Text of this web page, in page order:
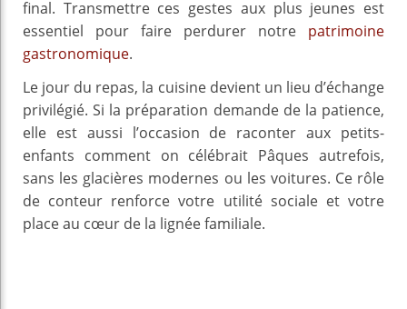
final. Transmettre ces gestes aux plus jeunes est
essentiel pour faire perdurer notre patrimoine
gastronomique.
Le jour du repas, la cuisine devient un lieu d’échange
privilégié. Si la préparation demande de la patience,
elle est aussi l’occasion de raconter aux petits-
enfants comment on célébrait Pâques autrefois,
sans les glacières modernes ou les voitures. Ce rôle
de conteur renforce votre utilité sociale et votre
place au cœur de la lignée familiale.